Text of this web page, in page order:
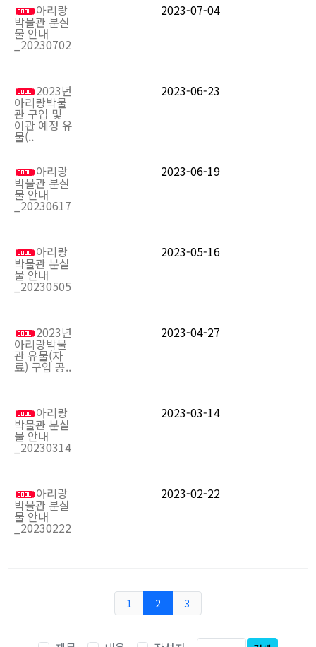
아리랑
박물관 분실
물 안내
_20230702
2023-07-04
2023년
아리랑박물
관 구입 및
이관 예정 유
물(..
2023-06-23
아리랑
박물관 분실
물 안내
_20230617
2023-06-19
아리랑
박물관 분실
물 안내
_20230505
2023-05-16
2023년
아리랑박물
관 유물(자
료) 구입 공..
2023-04-27
아리랑
박물관 분실
물 안내
_20230314
2023-03-14
아리랑
박물관 분실
물 안내
_20230222
2023-02-22
1 2 3